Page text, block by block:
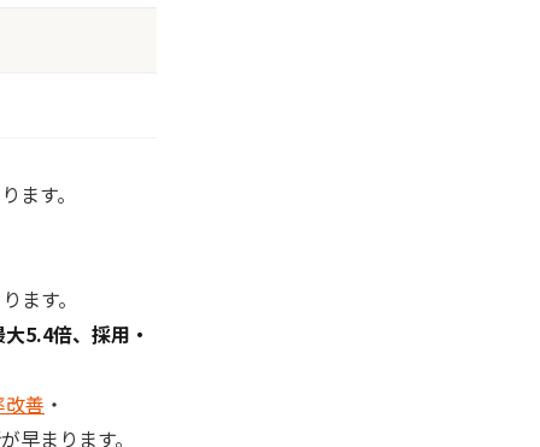
ます。
ます。
5.4倍、採用・
改善 ・
早まります。